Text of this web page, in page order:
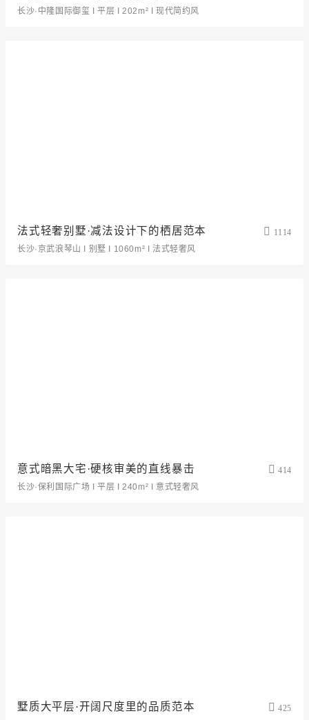
长沙·中隆国际御玺 I 平层 I 202m² I 现代简约风
法式轻奢别墅·减法设计下的栖居范本
1114
长沙·京武浪琴山 I 别墅 I 1060m² I 法式轻奢风
意式暗黑大宅·硬核审美的直线暴击
414
长沙·保利国际广场 I 平层 I 240m² I 意式轻奢风
墅质大平层·开阔尺度里的品质范本 425